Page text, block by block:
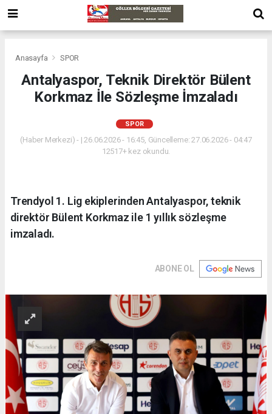
Anasayfa SPOR
Antalyaspor, Teknik Direktör Bülent
Korkmaz İle Sözleşme İmzaladı
SPOR
(Haber Merkezi) - | 26.06.2026 - 16:45, Güncelleme: 27.06.2026 - 04:47
12517+ kez okundu.
Trendyol 1. Lig ekiplerinden Antalyaspor, teknik
direktör Bülent Korkmaz ile 1 yıllık sözleşme
imzaladı.
ABONE OL